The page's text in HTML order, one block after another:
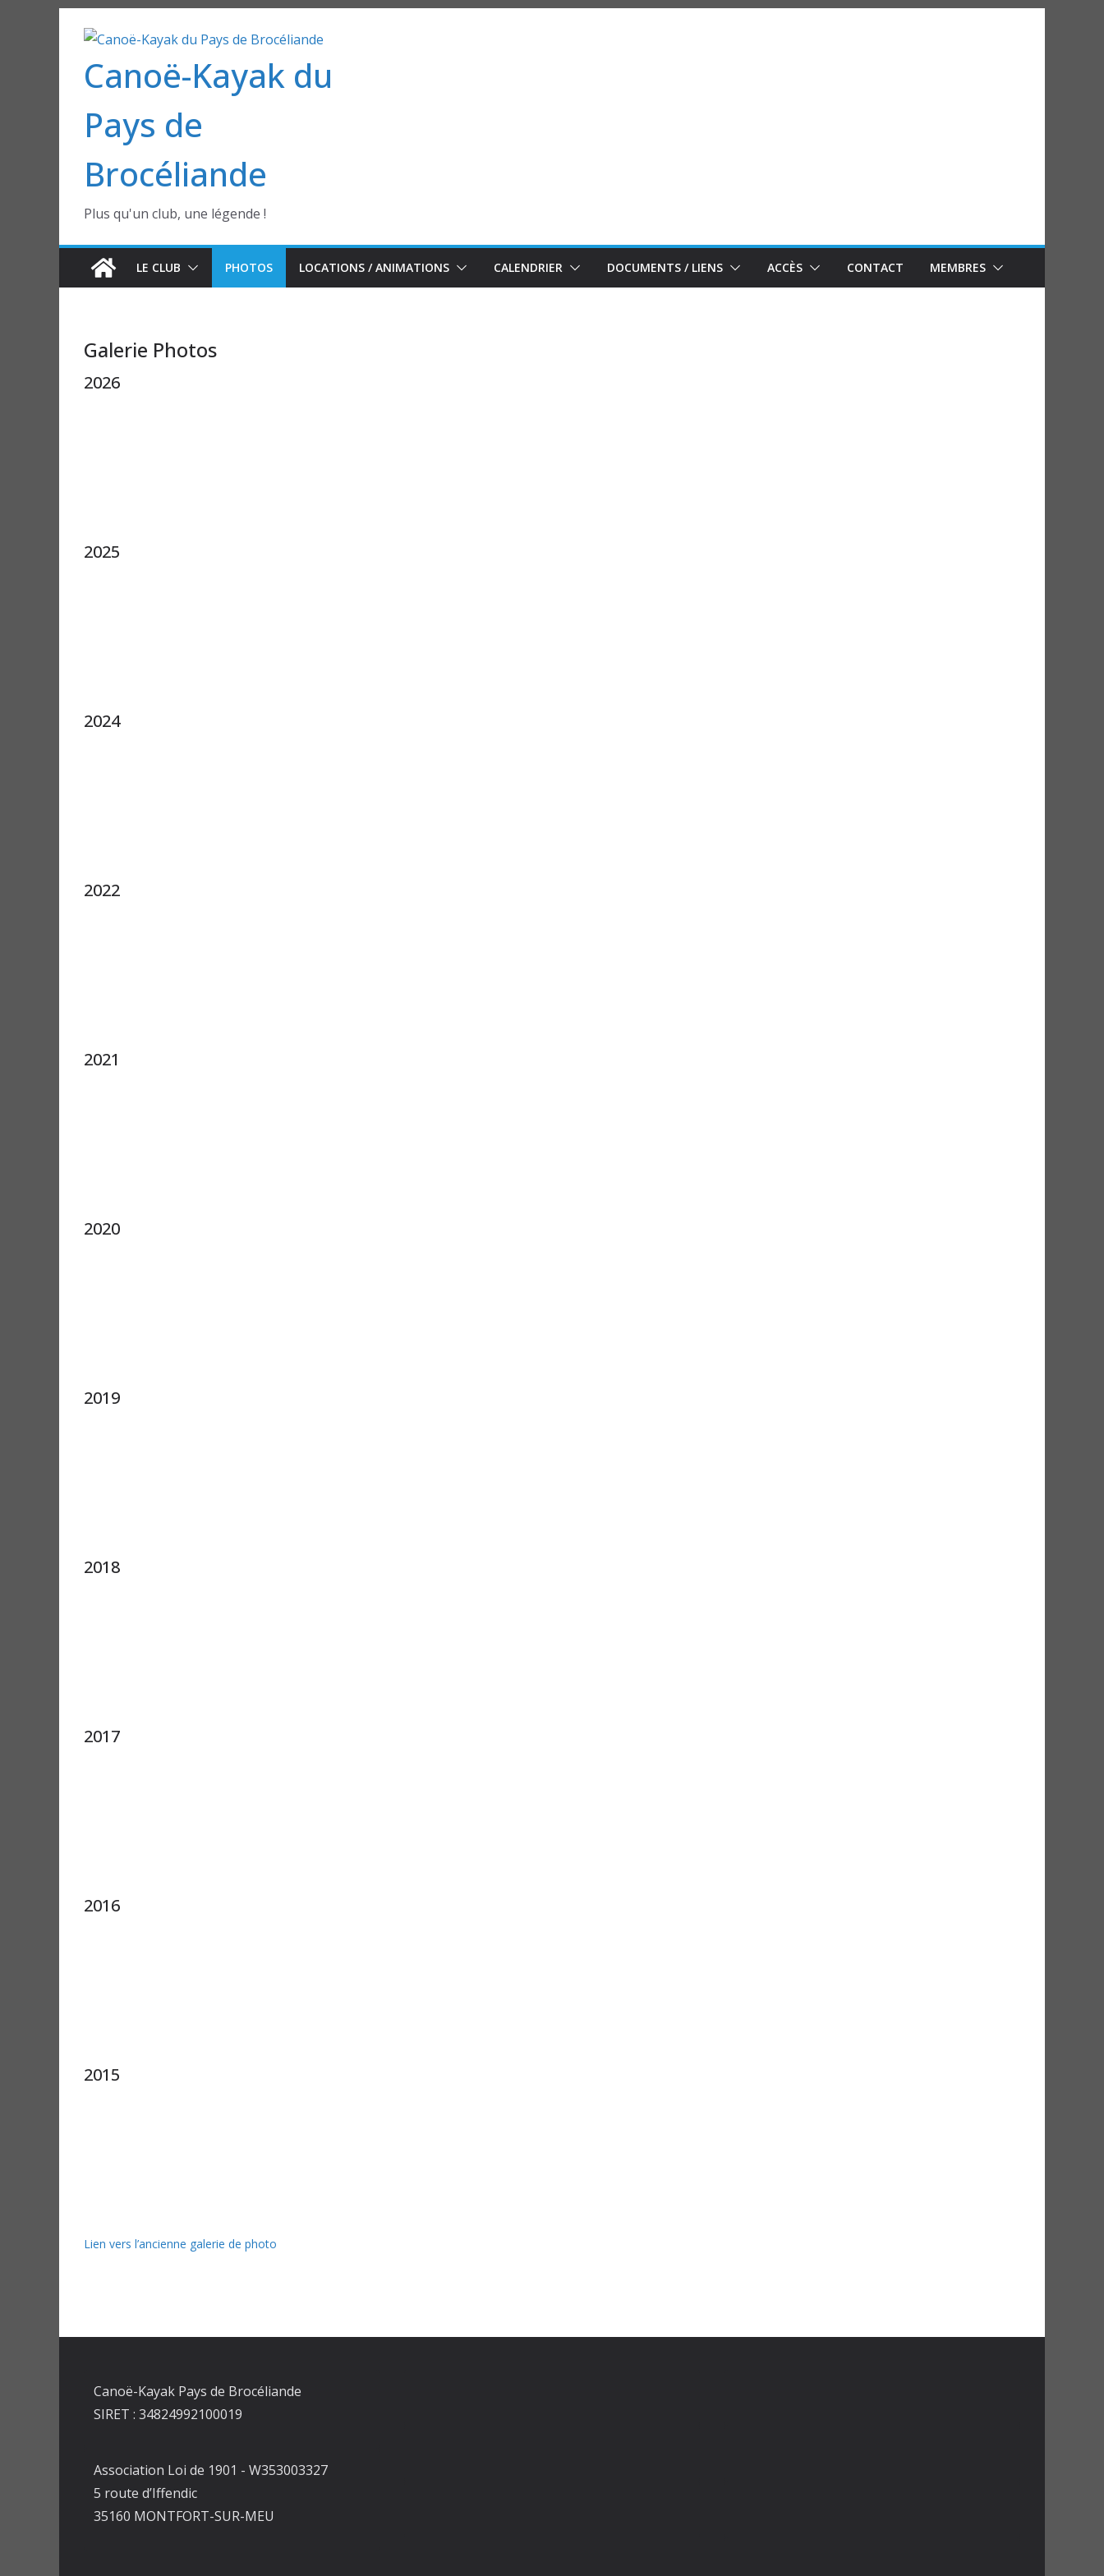
contenuCanoë-Kayak du
Pays de
Brocéliande
Plus qu'un club, une légende !
LE CLUB PHOTOS LOCATIONS / ANIMATIONS CALENDRIER DOCUMENTS / LIENS ACCÈS CONTACT MEMBRES
Galerie Photos
2026
2025
2024
2022
2021
2020
2019
2018
2017
2016
2015
Lien vers l’ancienne galerie de photo
Canoë-Kayak Pays de Brocéliande
SIRET : 34824992100019
Association Loi de 1901 - W353003327
5 route d’Iffendic
35160 MONTFORT-SUR-MEU